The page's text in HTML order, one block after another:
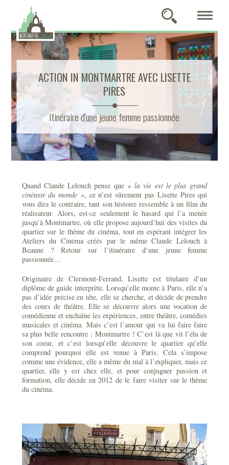
ACTION IN MONTMARTRE AVEC LISETTE
PIRES
Itinéraire d'une jeune femme passionnée
Quand Claude Lelouch pense que « la vie est le plus grand
cinéaste du monde », ce n’est sûrement pas Lisette Pires qui
vous dira le contraire, tant son histoire ressemble à un film du
réalisateur. Alors, est-ce seulement le hasard qui l’a menée
jusqu’à Montmartre, où elle propose aujourd’hui des visites du
quartier sur le thème du cinéma, tout en espérant intégrer les
Ateliers du Cinéma créés par le même Claude Lelouch à
Beaune ? Retour sur l’itinéraire d’une jeune femme
passionnée…
Originaire de Clermont-Ferrand, Lisette est titulaire d’un
diplôme de guide interprète. Lorsqu’elle monte à Paris, elle n’a
pas d’idée précise en tête, elle se cherche, et décide de prendre
des cours de théâtre. Elle se découvre alors une vocation de
comédienne et enchaîne les expériences, entre théâtre, comédies
musicales et cinéma. Mais c’est l’amour qui va lui faire faire
sa plus belle rencontre : Montmartre ! C’est là que vit l’élu de
son coeur, et c’est lorsqu’elle découvre le quartier qu’elle
comprend pourquoi elle est venue à Paris. Cela s’impose
comme une évidence, elle a même du mal à l’expliquer, mais ce
quartier, elle y est chez elle, et pour conjuguer passion et
formation, elle décide en 2012 de le faire visiter sur le thème
du cinéma.